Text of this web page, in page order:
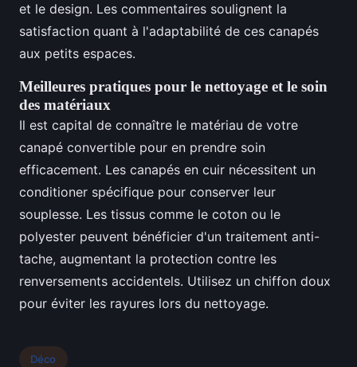
et le design. Les commentaires soulignent la
satisfaction quant à l'adaptabilité de ces canapés
aux petits espaces.
Meilleures pratiques pour le nettoyage et le soin
des matériaux
Il est capital de connaître le matériau de votre
canapé convertible pour en prendre soin
efficacement. Les canapés en cuir nécessitent un
conditioner spécifique pour conserver leur
souplesse. Les tissus comme le coton ou le
polyester peuvent bénéficier d'un traitement anti-
tache, augmentant la protection contre les
renversements accidentels. Utilisez un chiffon doux
pour éviter les rayures lors du nettoyage.
Déco